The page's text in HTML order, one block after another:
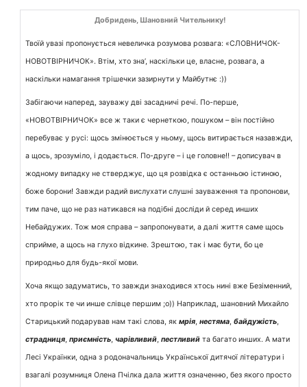
Добридень, Шановний Чительнику!
Твоїй увазі пропонується невеличка розумова розвага: «СЛОВНИЧОК-
НОВОТВІРНИЧОК». Втім, хто зна’, наскільки це, власне, розвага, а
наскільки намагання трішечки зазирнути у Майбутнє :))
Забігаючи наперед, зауважу дві засадничі речі. По-перше,
«НОВОТВІРНИЧОК» все ж таки є чернеткою, пошуком – він постійно
перебуває у русі: щось змінюється у ньому, щось витирається назавжди,
а щось, зрозуміло, і додається. По-друге – і це головне!! – дописувач в
жодному випадку не стверджує, що ця розвідка є останньою істиною,
боже борони! Завжди радий вислухати слушні зауваження та пропонови,
тим паче, що не раз натикався на подібні досліди й серед инших
Небайдужих. Тож моя справа – запропонувати, а далі життя саме щось
сприйме, а щось на глухо відкине. Зрештою, так і має бути, бо це
природньо для будь-якої мови.
Хоча якщо задуматись, то завжди знаходився хтось нині вже Безіменний,
хто прорік те чи инше слівце першим ;о)) Наприклад, шановний Михайло
Старицький подарував нам такі слова, якмрія,нестяма,байдужість,
страдниця,приємність,чарівливий,пестливий та багато инших. А мати
Лесі Українки, одна з родоначальниць Української дитячої літератури і
взагалі розумниця Олена Пчілка дала життя означенню, без якого просто